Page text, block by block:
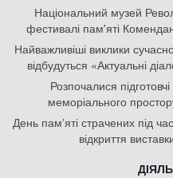
Національний музей
фестивалі пам'яті
Найважливіші виклики
відбудуться «Актуальні
Розпочалися
меморіального
День памʼяті страчених під
відкриття